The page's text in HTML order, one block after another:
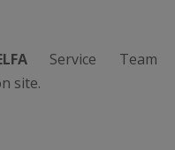
Service Team
site.